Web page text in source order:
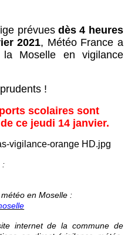
prévuesdès 4 heures
2021, Météo France a
Moselle en vigilance
!
scolaires sont
ce jeudi 14 janvier.
:
en Moselle :
internet de la commune de